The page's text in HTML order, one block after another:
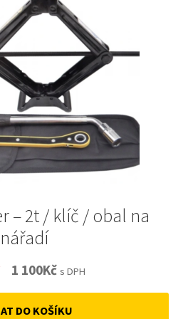
– 2t / klíč / obal na
nářadí
Original
price
was:
1 100KčCurrent
price
is:
s DPH
DO KOŠÍKU